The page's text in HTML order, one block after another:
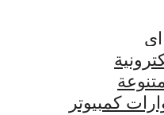
كمبيوتر